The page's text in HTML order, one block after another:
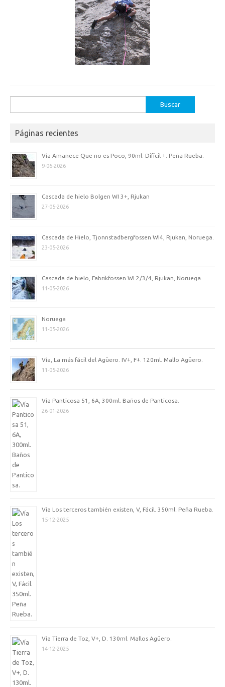
Páginas recientes
Vía Amanece Que no es Poco, 90ml. Difícil +. Peña Rueba.
9-06-2026
Cascada de hielo Bolgen WI 3+, Rjukan
27-05-2026
Cascada de Hielo, Tjonnstadbergfossen WI4, Rjukan, Noruega.
23-05-2026
Cascada de hielo, Fabrikfossen WI 2/3/4, Rjukan, Noruega.
11-05-2026
Noruega
11-05-2026
Vía, La más fácil del Agüero. IV+, F+. 120ml. Mallo Agüero.
11-05-2026
Vía Panticosa 51, 6A, 300ml. Baños de Panticosa.
26-01-2026
Vía Los terceros también existen, V, Fácil. 350ml. Peña Rueba.
15-12-2025
Vía Tierra de Toz, V+, D. 130ml. Mallos Agüero.
14-12-2025